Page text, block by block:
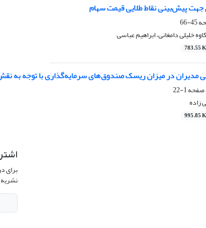
پیش‌بینی نقاط طلایی قیمت سهام
45-66
خلیلی دامغانی، ابراهیم عباسی
783.55 K
در میزان ریسک صندوق‌های سرمایه‌گذاری با توجه به
1-22
زاده
995.85 K
برای